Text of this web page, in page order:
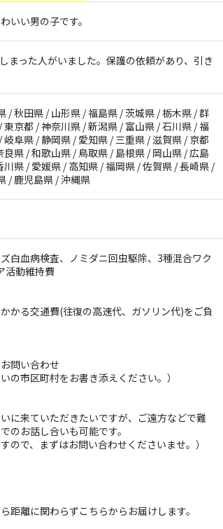
いい男の子です。
まった人がいました。保護の依頼があり、引き
/ 秋田県 / 山形県 / 福島県 / 茨城県 / 栃木県 / 群
東京都 / 神奈川県 / 新潟県 / 富山県 / 石川県 / 福
阜県 / 静岡県 / 愛知県 / 三重県 / 滋賀県 / 京都
県 / 和歌山県 / 鳥取県 / 島根県 / 岡山県 / 広島
川県 / 愛媛県 / 高知県 / 福岡県 / 佐賀県 / 長崎県 /
/ 鹿児島県 / 沖縄県
白血病検査、ノミダニ回虫駆除、3種混合ワク
活動維持費
かる交通費(往復の高速代、ガソリン代)をご負
問い合わせ
の市区町村をお書き添えください。）
に来ていただきたいですが、ご遠方などで難
のお話し合いも可能です。
ので、まずはお問い合わせくださいませ。）
距離に関わらずこちらからお届けします。